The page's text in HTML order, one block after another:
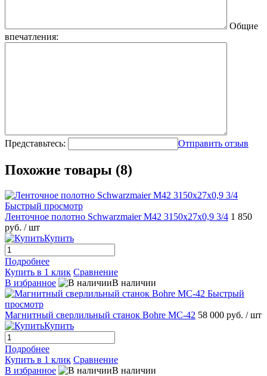
Общие
впечатления:
Представьтесь: Отправить отзыв
Похожие товары (8)
Быстрый просмотр
Ленточное полотно Schwarzmaier M42 3150x27x0,9 3/4 1 850
руб. / шт
Купить
Подробнее
Купить в 1 клик Сравнение
В избранное
В наличии
Быстрый
просмотр
Магнитный сверлильный станок Bohre МС-42 58 000 руб. / шт
Купить
Подробнее
Купить в 1 клик Сравнение
В избранное
В наличии